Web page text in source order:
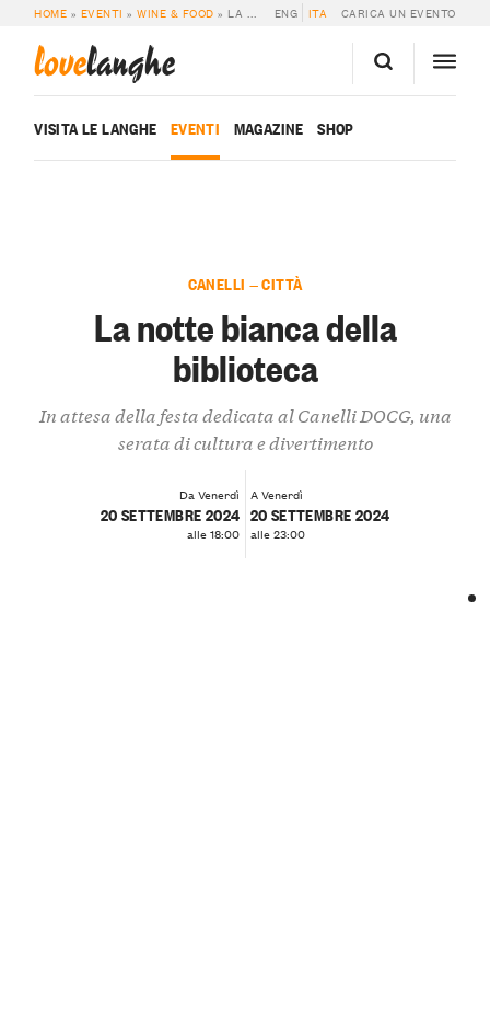
HOME » EVENTI »WINE & FOOD » LA NOTTE BIANCA DELLA BIBLIOTECA ENG ITA CARICA UN EVENTO
lovelanghe
VISITA LE LANGHE EVENTI MAGAZINE SHOP
CANELLI — CITTÀ
La notte bianca della
biblioteca
In attesa della festa dedicata al Canelli DOCG, una
serata di cultura e divertimento
Da Venerdì
20 SETTEMBRE 2024
alle 18:00
A Venerdì
20 SETTEMBRE 2024
alle 23:00